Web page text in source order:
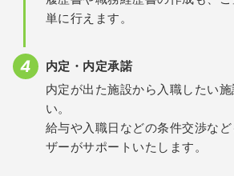
単に行えます。
内定・内定承諾
内定が出た施設から入職したい
い。
給与や入職日などの条件交渉な
ザーがサポートいたします。